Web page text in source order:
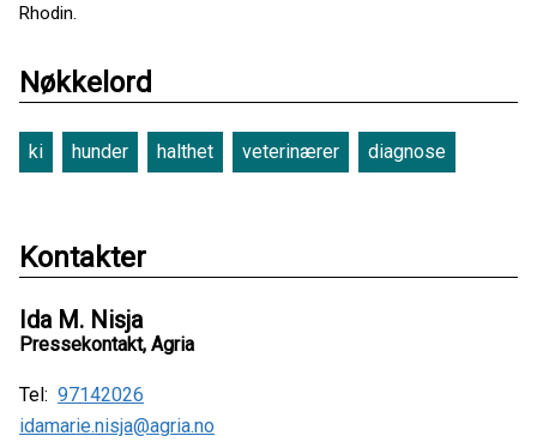
Rhodin.
Nøkkelord
ki hunder halthet veterinærer diagnose
Kontakter
Ida M. Nisja
Pressekontakt, Agria
Tel: 97142026
idamarie.nisja@agria.no